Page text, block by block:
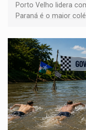
Porto Velho lidera
Paraná é o maior